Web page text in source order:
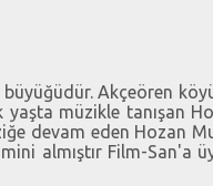
Akçeören
müzikle tanışan
devam eden Hozan
almıştır Film-San'a